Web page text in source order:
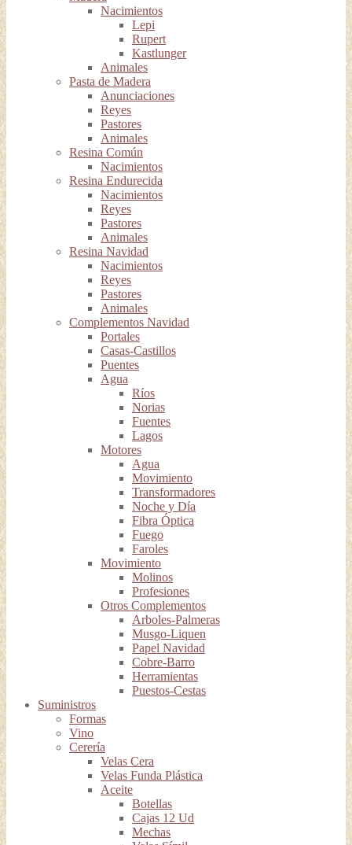
Nacimientos
Lepi
Rupert
Kastlunger
Animales
Pasta de Madera
Anunciaciones
Reyes
Pastores
Animales
Resina Común
Nacimientos
Resina Endurecida
Nacimientos
Reyes
Pastores
Animales
Resina Navidad
Nacimientos
Reyes
Pastores
Animales
Complementos Navidad
Portales
Casas-Castillos
Puentes
Agua
Ríos
Norias
Fuentes
Lagos
Motores
Agua
Movimiento
Transformadores
Noche y Día
Fibra Óptica
Fuego
Faroles
Movimiento
Molinos
Profesiones
Otros Complementos
Arboles-Palmeras
Musgo-Liquen
Papel Navidad
Cobre-Barro
Herramientas
Puestos-Cestas
Suministros
Formas
Vino
Cerería
Velas Cera
Velas Funda Plástica
Aceite
Botellas
Cajas 12 Ud
Mechas